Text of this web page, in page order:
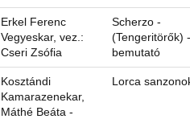
Erkel Ferenc
Vegyeskar, vez.:
Cseri Zsófia
Scherzo -
(Tengeritörők) -
bemutató
Kosztándi
Kamarazenekar,
Máthé Beáta -
Lorca